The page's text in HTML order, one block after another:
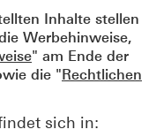
Inhalte stellen
Werbehinweise,
" am Ende der
die "Rechtlichen
sich in: